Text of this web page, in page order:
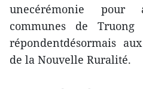
unecérémonie pour
communes de
répondentdésormais
de la Nouvelle Ruralité.